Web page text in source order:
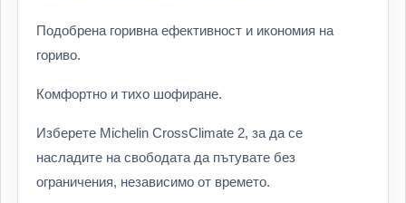
Подобрена горивна ефективност и икономия на
гориво.
Комфортно и тихо шофиране.
Изберете Michelin CrossClimate 2, за да се
насладите на свободата да пътувате без
ограничения, независимо от времето.